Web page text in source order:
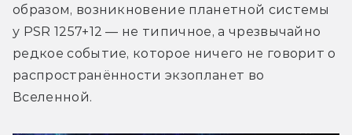
образом, возникновение планетной системы
у PSR 1257+12 — не типичное, а чрезвычайно
редкое событие, которое ничего не говорит о
распространённости экзопланет во
Вселенной.